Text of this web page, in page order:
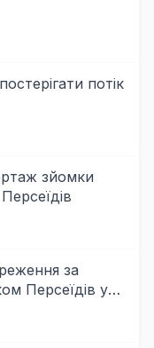
потік
зйомки
за
Персеїдів у